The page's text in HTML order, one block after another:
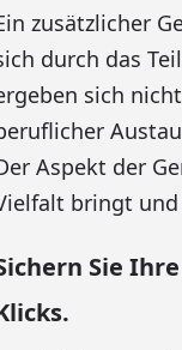
zusätzlicher
durch das
sich
Aspekt der
bringt
Sie